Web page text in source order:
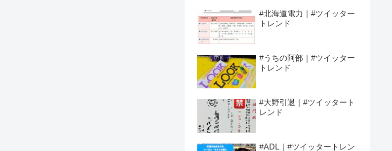
#北海道電力｜#ツイッター
トレンド
#うちの阿部｜#ツイッター
トレンド
#大野引退｜#ツイッタート
レンド
#ADL｜#ツイッタートレン